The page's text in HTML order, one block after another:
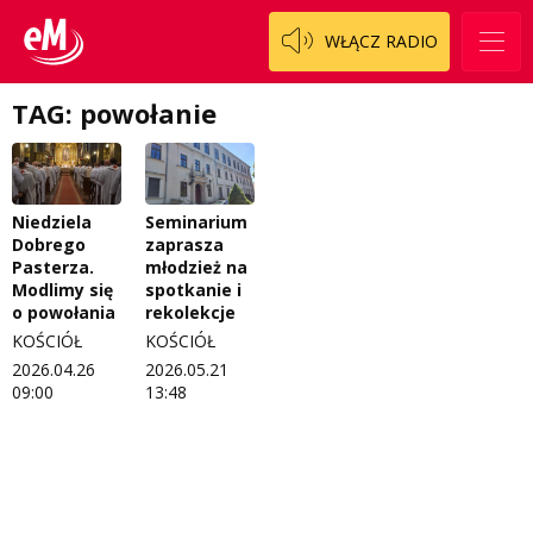
WŁĄCZ RADIO
Staszowski
Włoszczowski
Cały ten sport
Dzieciaki Cudaki
Fascynująca nauka
Historia na fali
Modna kultura
OdNowa
Pacjent, którego nie zapomnę
Pasjonaci
Koncert życzeń
Kontakt
O nas
Regulamin programu Patron
Zespół
Logo do pobrania
Regulamin konkursów
TAG: powołanie
Niedziela
Dobrego
Pasterza.
Modlimy się
o powołania
KOŚCIÓŁ
2026.04.26
09:00
Seminarium
zaprasza
młodzież na
spotkanie i
rekolekcje
KOŚCIÓŁ
2026.05.21
13:48